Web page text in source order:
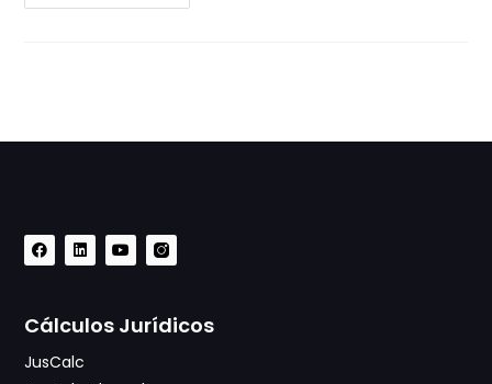
Cálculos Jurídicos
JusCalc